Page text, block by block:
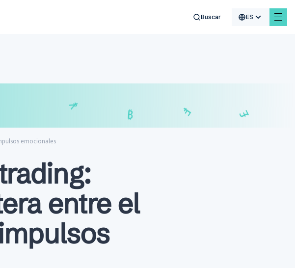
Buscar ES
emocionales
entre el